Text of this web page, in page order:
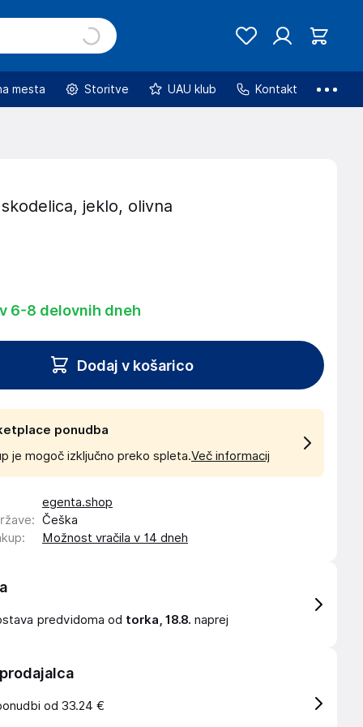
mesta Storitve UAU klub Kontakt
jeklo, olivna
6-8 delovnih dneh
Dodaj v košarico
ponudba
je mogoč izključno preko spleta.Več informacij
egenta.shop
: Češka
: Možnost vračila v 14 dneh
predvidoma od torka, 18.8. naprej
od 33.24 €